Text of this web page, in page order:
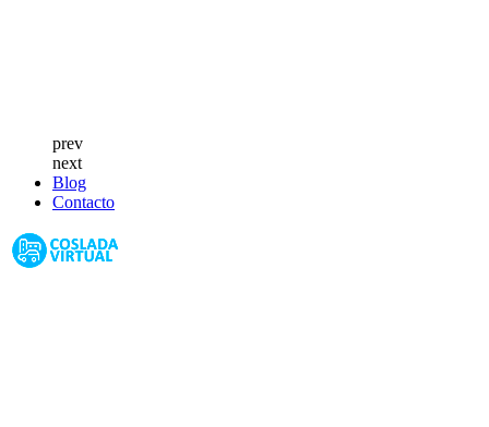
prev
next
Blog
Contacto